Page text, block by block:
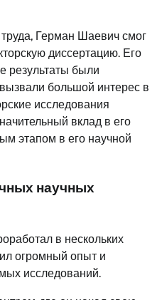
Герман Шаевич смог
диссертацию. Его
результаты были
большой интерес в
исследования
вклад в его
этапом в его научной
научных
в нескольких
огромный опыт и
исследований.